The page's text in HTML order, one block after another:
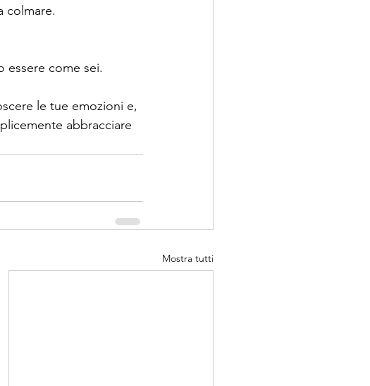
colmare.
essere come sei.
le tue emozioni e,
abbracciare
Mostra tutti